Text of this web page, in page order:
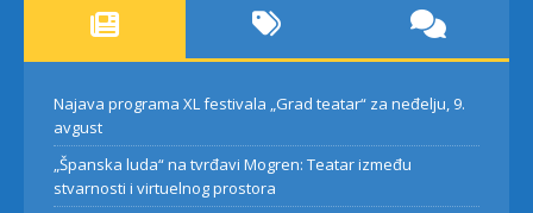
Najava programa XL festivala „Grad teatar“ za neđelju, 9.
avgust
„Španska luda“ na tvrđavi Mogren: Teatar između
stvarnosti i virtuelnog prostora